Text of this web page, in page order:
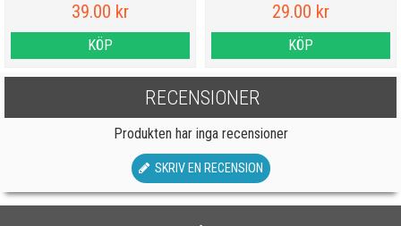
39.00 kr
KÖP
29.00 kr
KÖP
RECENSIONER
Produkten har inga recensioner
SKRIV EN RECENSION